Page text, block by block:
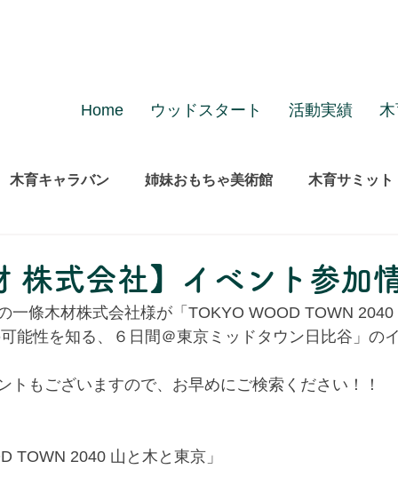
Home ウッドスタート 活動実績
木育キャラバン 姉妹おもちゃ美術館 木育サミット
株式会社】イベント参加
一條木材株式会社様が「TOKYO WOOD TOWN 2040
能性を知る、６日間＠東京ミッドタウン日比谷」の
トもございますので、お早めにご検索ください！！
TOWN 2040 山と木と東京」